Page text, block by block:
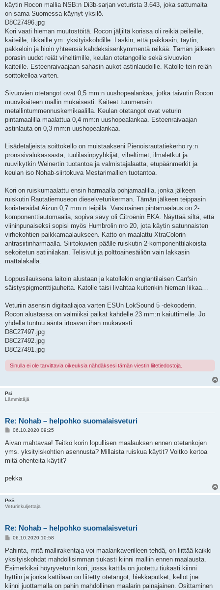
käytin Rocon mallia NSB:n Di3b-sarjan veturista 3.643, joka sattumalta
on sama Suomessa käynyt yksilö.
D8C27496.jpg
Kori vaati hieman muutostöitä. Rocon jäljiltä korissa oli reikiä peileille,
kaiteille, tikkaille ym. yksityiskohdille. Laskin, että paikkasin, täytin,
pakkeloin ja hioin yhteensä kahdeksisenkymmentä reikää. Tämän jälkeen
porasin uudet reiät viheltimille, keulan otetangoille sekä sivuovien
kaiteille. Esteenraivaajaan sahasin aukot astinlaudoille. Katolle tein reiän
soittokelloa varten.
Sivuovien otetangot ovat 0,5 mm:n uushopealankaa, jotka taivutin Rocon
muovikaiteen mallin mukaisesti. Kaiteet tummensin
metallintummennuskemikaalilla. Keulan otetangot ovat veturin
pintamaalilla maalattua 0,4 mm:n uushopealankaa. Esteenraivaajan
astinlauta on 0,3 mm:n uushopealankaa.
Lisädetaljeista soittokello on muistaakseni Pienoisrautatiekerho ry:n
pronssivalukassasta; tuulilasinpyyhkijät, viheltimet, ilmaletkut ja
ruuvikytkin Weinertin tuotantoa ja valmistajalaatta, etupäänmerkit ja
keulan iso Nohab-siirtokuva Mestarimallien tuotantoa.
Kori on ruiskumaalattu ensin harmaalla pohjamaalilla, jonka jälkeen
ruiskutin Rautatiemuseon dieselveturikerman. Tämän jälkeen teippasin
koristeraidat Aizun 0,7 mm:n teipillä. Varsinainen pintamaalaus on 2-
komponenttiautomaalia, sopiva sävy oli Citroënin EKA. Näyttää siltä, että
viininpunaiseksi sopisi myös Humbrolin nro 20, jota käytin satunnaisten
virhekohtien paikkamaalaukseen. Katto on maalattu XtraColorin
antrasiitinharmaalla. Siirtokuvien päälle ruiskutin 2-komponenttilakoista
sekoitetun satiinilakan. Telisivut ja polttoainesäiliön vain lakkasin
mattalakalla.
Loppusilauksena laitoin alustaan ja katollekin englantilaisen Carr'sin
säistyspigmenttijauheita. Katolle taisi livahtaa kuitenkin hieman liikaa…
Veturiin asensin digitaaliajoa varten ESUn LokSound 5 -dekooderin.
Rocon alustassa on valmiiksi paikat kahdelle 23 mm:n kaiuttimelle. Jo
yhdellä tuntuu ääntä irtoavan ihan mukavasti.
D8C27497.jpg
D8C27492.jpg
D8C27491.jpg
Sinulla ei ole tarvittavia oikeuksia nähdäksesi tämän viestin liitetiedostoja.
Psi
Lämmittäjä
Re: Nohab – helpohko suomalaisveturi
V
e
t
i
06.10.2020 09:25
Aivan mahtavaa! Teitkö korin lopullisen maalauksen ennen otetankojen
yms. yksityiskohtien asennusta? Millaista ruiskua käytit? Voitko kertoa
mitä ohenteita käytit?
pekka
PeS
Veturinkuljettaja
Re: Nohab – helpohko suomalaisveturi
V
e
t
i
06.10.2020 10:58
Pahinta, mitä mallirakentaja voi maalarikaverilleen tehdä, on liittää kaikki
yksityiskohdat mahdollisimman tiukasti kiinni malliin ennen maalausta.
Esimerkiksi höyryveturin kori, jossa kattila on juotettu tiukasti kiinni
hyttiin ja jonka kattilaan on liitetty otetangot, hiekkaputket, kellot jne.
kiinni juottamalla on pahin mahdollinen maalarin painajainen. Osittaminen